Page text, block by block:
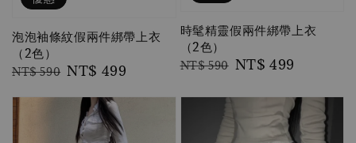
泡泡袖條紋假兩件綁帶上衣
（2色）
Regular
NT$ 590 Sale
NT$ 499
時髦精靈假兩件綁帶上衣
（2色）
Regular
NT$ 590 Sale
NT$ 499